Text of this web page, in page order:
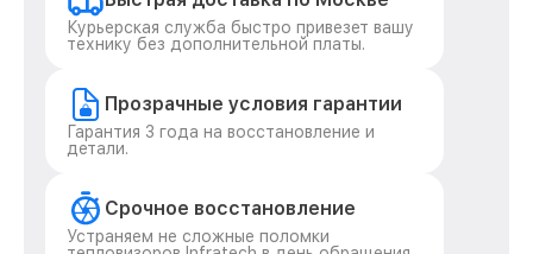
Курьерская служба быстро привезет вашу
технику без дополнительной платы.
Прозрачные условия гарантии
Гарантия 3 года на восстановление и
детали.
Срочное восстановление
Устраняем не сложные поломки